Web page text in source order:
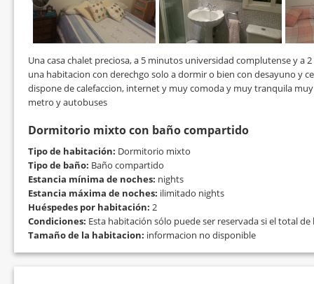
Una casa chalet preciosa, a 5 minutos universidad complutense y a
una habitacion con derechgo solo a dormir o bien con desayuno y
dispone de calefaccion, internet y muy comoda y muy tranquila
metro y autobuses
Dormitorio mixto con baño compartido
Tipo de habitación: Dormitorio mixto
Tipo de baño: Baño compartido
Estancia mínima de noches: nights
Estancia máxima de noches: ilimitado nights
Huéspedes por habitación: 2
Condiciones: Esta habitación sólo puede ser reservada si el total
Tamaño de la habitacion: informacion no disponible